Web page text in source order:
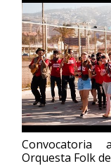
Orquesta Folk